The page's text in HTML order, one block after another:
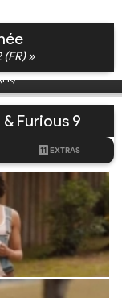
»
Furious 9
11 EXTRAS